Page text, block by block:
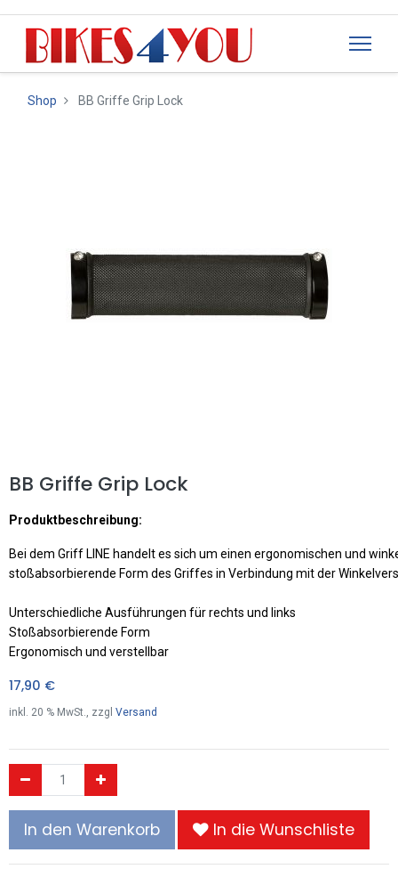
Shop BB Griffe Grip Lock
BB Griffe Grip Lock
Produktbeschreibung:
Bei dem Griff LINE handelt es sich um einen ergonomischen und
stoßabsorbierende Form des Griffes in Verbindung mit der
Unterschiedliche Ausführungen für rechts und links
Stoßabsorbierende Form
Ergonomisch und verstellbar
17,90 €
inkl. 20 % MwSt., zzgl Versand
In den Warenkorb In die Wunschliste